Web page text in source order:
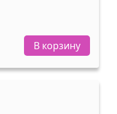
В корзину